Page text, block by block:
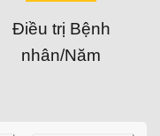
Điều trị Bệnh
nhân/Năm